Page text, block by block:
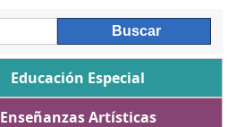
Educación Especial
Enseñanzas Artísticas